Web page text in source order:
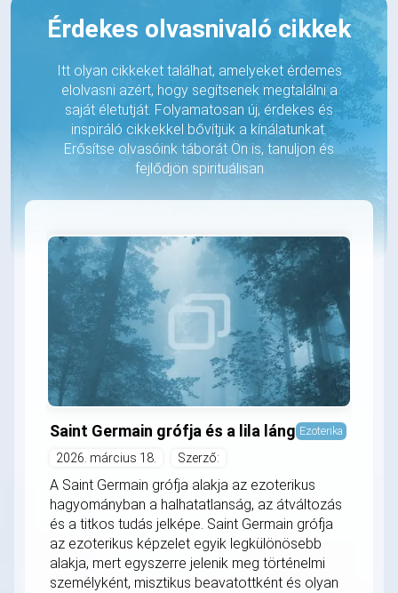
Érdekes olvasnivaló cikkek
Itt olyan cikkeket találhat, amelyeket érdemes
elolvasni azért, hogy segítsenek megtalálni a
saját életutját. Folyamatosan új, érdekes és
inspiráló cikkekkel bővítjük a kínálatunkat.
Erősítse olvasóink táborát Ön is, tanuljon és
fejlődjön spirituálisan
Saint Germain grófja és a lila láng Ezoterika
2026. március 18. Szerző:
A Saint Germain grófja alakja az ezoterikus
hagyományban a halhatatlanság, az átváltozás
és a titkos tudás jelképe. Saint Germain grófja
az ezoterikus képzelet egyik legkülönösebb
alakja, mert egyszerre jelenik meg történelmi
személyként, misztikus beavatottként és olyan